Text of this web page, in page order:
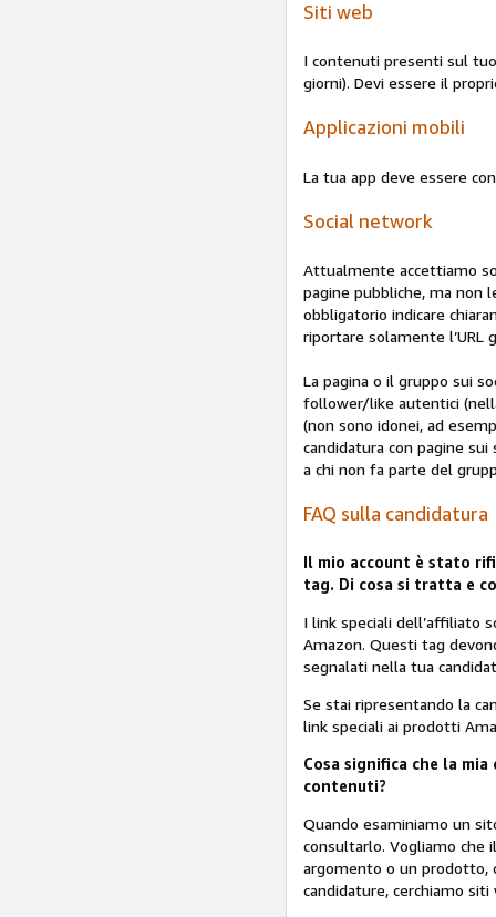
Siti web
I contenuti presenti sul
giorni). Devi essere il
Applicazioni mobili
La tua app deve essere
Social network
Attualmente accettiamo
pagine pubbliche, ma non
obbligatorio indicare
riportare solamente l’URL
La pagina o il gruppo sui
follower/like autentici
(non sono idonei, ad
candidatura con pagine
a chi non fa parte del
FAQ sulla candidatura
Il mio account è stato
tag. Di cosa si tratta e
I link speciali dell’affiliato
Amazon. Questi tag
segnalati nella tua
Se stai ripresentando la
link speciali ai prodotti
Cosa significa che la
contenuti?
Quando esaminiamo un
consultarlo. Vogliamo che
argomento o un prodotto,
candidature, cerchiamo